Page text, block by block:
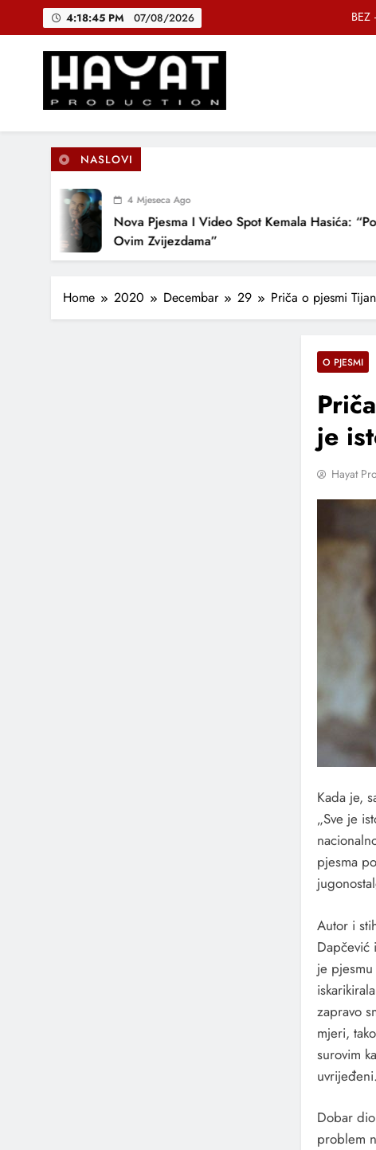
4:18:46 PM 07/08/2026
DJEČIJI HOR
DJEČIJI HOR
Hayat Production
Promocija domaće muzike
NASLOVI
4 Mjeseca Ago
Nova Pjesma I Video Spot Kemala Hasića: “Pod
Ovim Zvijezdama”
Home 2020 Decembar 29 Priča o pjesmi
O PJESMI
je
Hayat
Kada je,
„Sve je
pjesma
Autor i
Dapčević
je
zapravo
mjeri,
surovim
uvrijeđeni.
Dobar
problem